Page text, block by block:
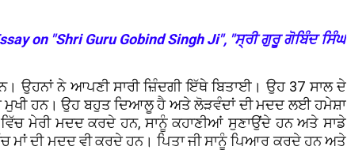
on "Shri Guru Gobind Singh Ji", "ਸ੍ਰੀ ਗੁਰੂ ਗੋਬਿੰਦ ਸਿੰਘ
ਉਹਨਾਂ ਨੇ ਆਪਣੀ ਸਾਰੀ ਜ਼ਿੰਦਗੀ ਇੱਥੇ ਬਿਤਾਈ। ਉਹ 37 ਸਾਲ ਦੇ
ਦੇ ਮੁਖੀ ਹਨ। ਉਹ ਬਹੁਤ ਦਿਆਲੂ ਹੈ ਅਤੇ ਲੋੜਵੰਦਾਂ ਦੀ ਮਦਦ ਲਈ ਹਮੇਸ਼ਾ
ਮੇਰੀ ਮਦਦ ਕਰਦੇ ਹਨ, ਸਾਨੂੰ ਕਹਾਣੀਆਂ ਸੁਣਾਉਂਦੇ ਹਨ ਅਤੇ ਸਾਡੇ
ਮਾਂ ਦੀ ਮਦਦ ਵੀ ਕਰਦੇ ਹਨ। ਪਿਤਾ ਜੀ ਸਾਨੂੰ ਪਿਆਰ ਕਰਦੇ ਹਨ ਅਤੇ